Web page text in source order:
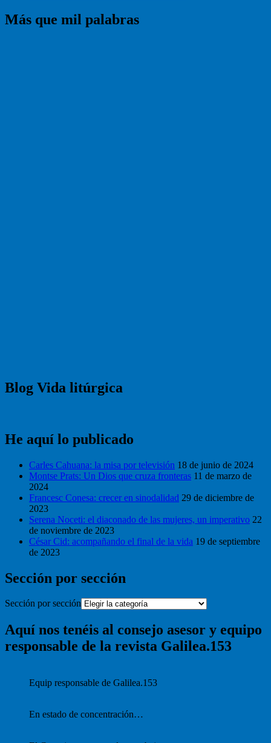
Más que mil palabras
Blog Vida litúrgica
He aquí lo publicado
Carles Cahuana: la misa por televisión 18 de junio de 2024
Montse Prats: Un Dios que cruza fronteras 11 de marzo de
2024
Francesc Conesa: crecer en sinodalidad 29 de diciembre de
2023
Serena Noceti: el diaconado de las mujeres, un imperativo 22
de noviembre de 2023
César Cid: acompañando el final de la vida 19 de septiembre
de 2023
Sección por sección
Sección por sección
Aquí nos tenéis al consejo asesor y equipo
responsable de la revista Galilea.153
Equip responsable de Galilea.153
En estado de concentración…